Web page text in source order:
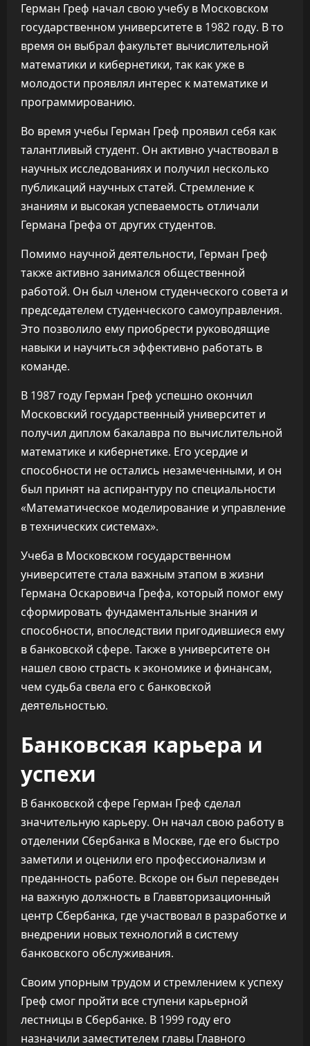
Герман Греф начал свою учебу в Московском
государственном университете в 1982 году. В то
время он выбрал факультет вычислительной
математики и кибернетики, так как уже в
молодости проявлял интерес к математике и
программированию.
Во время учебы Герман Греф проявил себя как
талантливый студент. Он активно участвовал в
научных исследованиях и получил несколько
публикаций научных статей. Стремление к
знаниям и высокая успеваемость отличали
Германа Грефа от других студентов.
Помимо научной деятельности, Герман Греф
также активно занимался общественной
работой. Он был членом студенческого совета и
председателем студенческого самоуправления.
Это позволило ему приобрести руководящие
навыки и научиться эффективно работать в
команде.
В 1987 году Герман Греф успешно окончил
Московский государственный университет и
получил диплом бакалавра по вычислительной
математике и кибернетике. Его усердие и
способности не остались незамеченными, и он
был принят на аспирантуру по специальности
«Математическое моделирование и управление
в технических системах».
Учеба в Московском государственном
университете стала важным этапом в жизни
Германа Оскаровича Грефа, который помог ему
сформировать фундаментальные знания и
способности, впоследствии пригодившиеся ему
в банковской сфере. Также в университете он
нашел свою страсть к экономике и финансам,
чем судьба свела его с банковской
деятельностью.
Банковская карьера и
успехи
В банковской сфере Герман Греф сделал
значительную карьеру. Он начал свою работу в
отделении Сбербанка в Москве, где его быстро
заметили и оценили его профессионализм и
преданность работе. Вскоре он был переведен
на важную должность в Главвторизационный
центр Сбербанка, где участвовал в разработке и
внедрении новых технологий в систему
банковского обслуживания.
Своим упорным трудом и стремлением к успеху
Греф смог пройти все ступени карьерной
лестницы в Сбербанке. В 1999 году его
назначили заместителем главы Главного